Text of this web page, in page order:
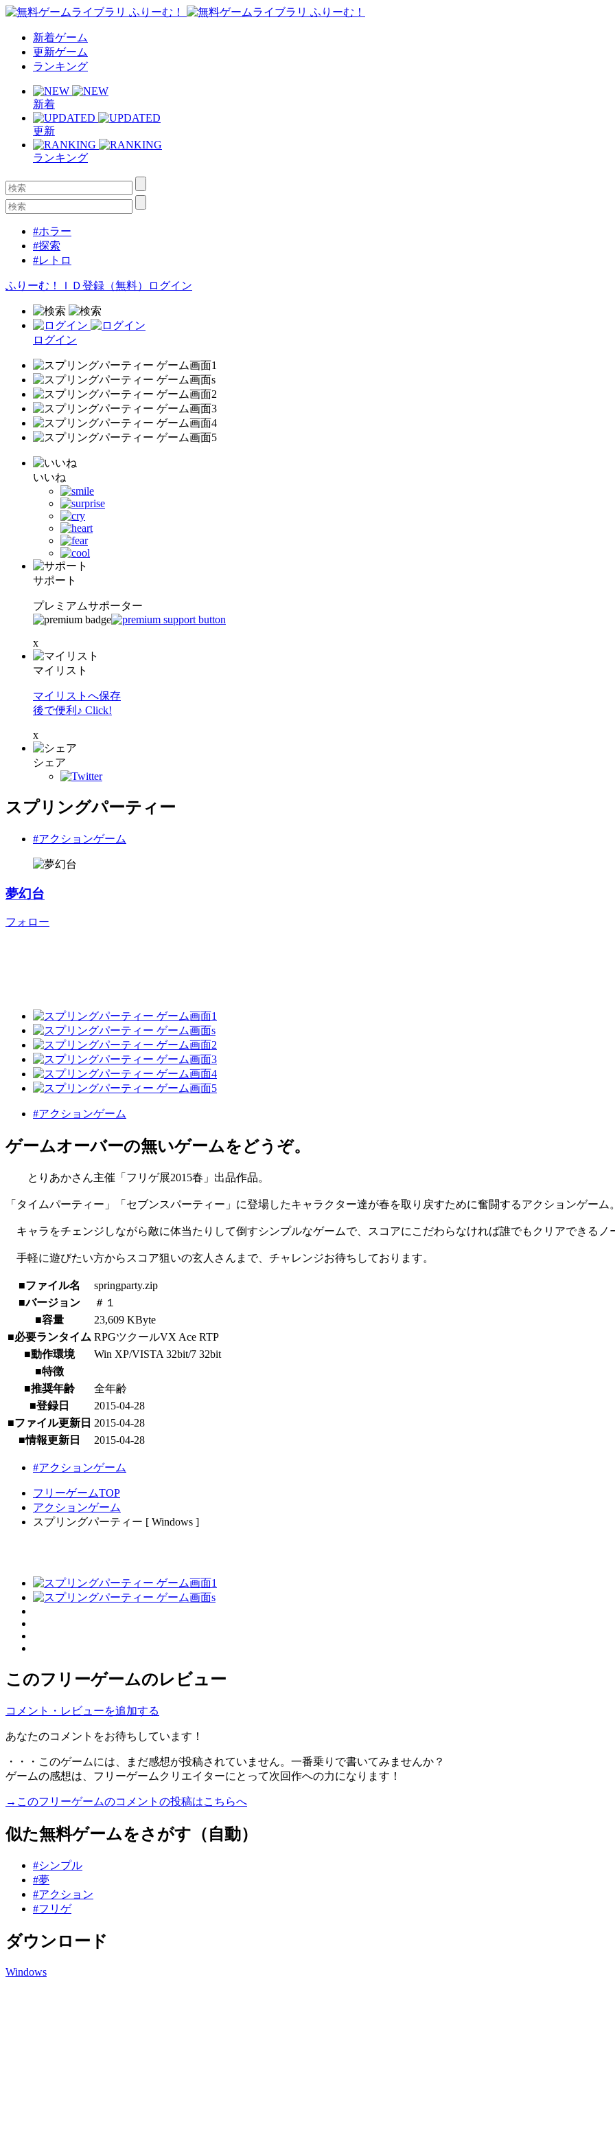
新着ゲーム
更新ゲーム
ランキング
新着
更新
ランキング
#ホラー
#探索
#レトロ
ふりーむ！ＩＤ登録（無料） ログイン
ログイン
いいね
サポート
プレミアムサポーター
x
マイリスト
マイリストへ保存
後で便利♪ Click!
x
シェア
スプリングパーティー
#アクションゲーム
夢幻台
フォロー
#アクションゲーム
ゲームオーバーの無いゲームをどうぞ。
とりあかさん主催「フリゲ展2015春」出品作品。
「タイムパーティー」「セブンスパーティー」に登場したキャラクター達が春を取り戻すために奮闘するアクションゲーム。
キャラをチェンジしながら敵に体当たりして倒すシンプルなゲームで、スコアにこだわらなければ誰でもクリアできるノ
手軽に遊びたい方からスコア狙いの玄人さんまで、チャレンジお待ちしております。
■ファイル名
springparty.zip
■バージョン
＃１
■容量
23,609 KByte
■必要ランタイム RPGツクールVX Ace RTP
■動作環境
Win XP/VISTA 32bit/7 32bit
■特徴
■推奨年齢
全年齢
■登録日
2015-04-28
■ファイル更新日 2015-04-28
■情報更新日
2015-04-28
#アクションゲーム
フリーゲームTOP
アクションゲーム
スプリングパーティー [ Windows ]
このフリーゲームのレビュー
コメント・レビューを追加する
あなたのコメントをお待ちしています！
・・・このゲームには、まだ感想が投稿されていません。一番乗りで書いてみませんか？
ゲームの感想は、フリーゲームクリエイターにとって次回作への力になります！
→このフリーゲームのコメントの投稿はこちらへ
似た無料ゲームをさがす（自動）
#シンプル
#夢
#アクション
#フリゲ
ダウンロード
Windows